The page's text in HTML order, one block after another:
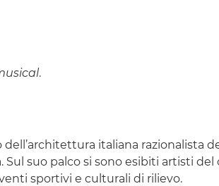
.
italiana razionalista
suo palco si sono esibiti artisti del
sportivi e culturali di rilievo.